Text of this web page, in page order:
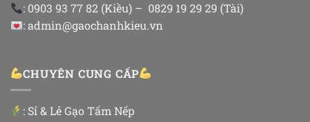
: 0903 93 77 82 (Kiều) – 0829 19 29 29 (Tài)
: admin@gaochanhkieu.vn
CHUYÊN CUNG CẤP
: Sỉ & Lẻ Gạo Tấm Nếp